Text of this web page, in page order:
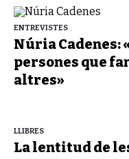
ENTREVISTES
Núria Cadenes:
persones que
altres»
LLIBRES
La lentitud de